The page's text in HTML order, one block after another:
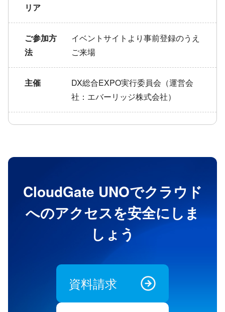
リア
ご参加方
法
イベントサイトより事前登録のうえ
ご来場
主催
DX総合EXPO実行委員会（運営会
社：エバーリッジ株式会社）
CloudGate UNOでクラウド
へのアクセスを安全にしま
しょう
資料請求